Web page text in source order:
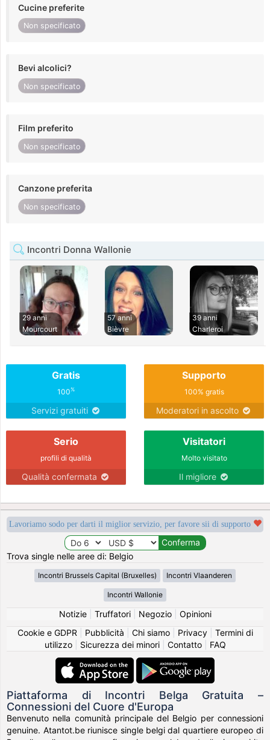
Cucine preferite
Non specificato
Bevi alcolici?
Non specificato
Film preferito
Non specificato
Canzone preferita
Non specificato
Incontri Donna Wallonie
29 anni
Mourcourt
57 anni
Bièvre
39 anni
Charleroi
Gratis
100%
Servizi gratuiti
Supporto
100% gratis
Moderatori in ascolto
Serio
profili di qualità
Qualità confermata
Visitatori
Molto visitato
Il migliore
Lavoriamo sodo per darti il miglior servizio, per favore sii di supporto
Trova single nelle aree di: Belgio
Incontri Brussels Capital (Bruxelles) Incontri Vlaanderen
Incontri Wallonie
Notizie| Truffatori| Negozio| Opinioni
Cookie e GDPR
Pubblicità Chi siamo| Privacy| Termini di
utilizzo| Sicurezza dei minori| Contatto| FAQ
Piattaforma di Incontri Belga Gratuita –
Connessioni del Cuore d'Europa
Benvenuto nella comunità principale del Belgio per connessioni
genuine. Atantot.be riunisce single belgi dal quartiere europeo di